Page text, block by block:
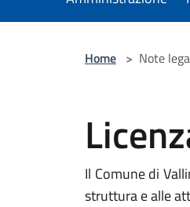
Home > Note
Il Comune di
struttura e alle